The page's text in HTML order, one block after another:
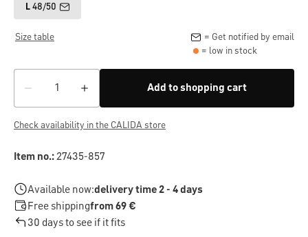
L48/50
Size table
= Get notified by email
= low in stock
Add to shopping cart
Check availability in the CALIDA store
Item no.:27435-857
Available now:delivery time 2 - 4 days
Free shippingfrom 69 €
30 days to see if it fits